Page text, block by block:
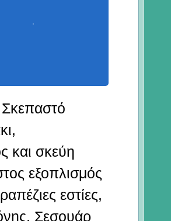
και σκεύη
εξοπλισμός
εστίες,
Σεσουάρ